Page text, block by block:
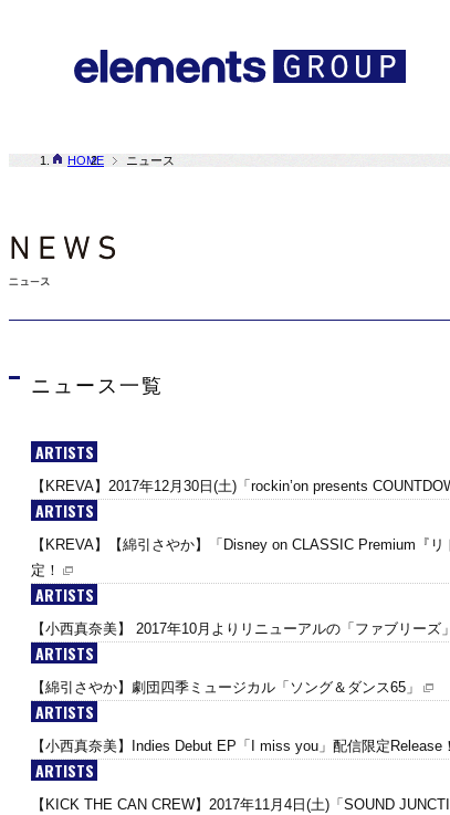
HOME ニュース
ニュース一覧
ARTISTS
【KREVA】2017年12月30日(土)「rockin’on presents
ARTISTS
【KREVA】【綿引さやか】「Disney on CLASSIC Premium『
定！
ARTISTS
【小西真奈美】 2017年10月よりリニューアルの「ファブリーズ
ARTISTS
【綿引さやか】劇団四季ミュージカル「ソング＆ダンス65」
ARTISTS
【小西真奈美】Indies Debut EP「I miss you」配信限定Release！
ARTISTS
【KICK THE CAN CREW】2017年11月4日(土)「SOUND